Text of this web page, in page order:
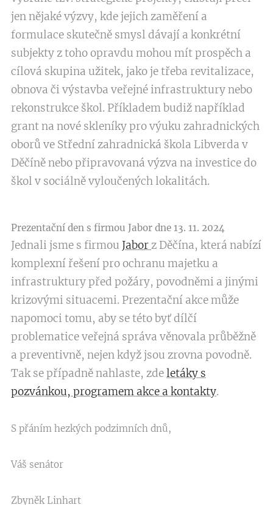
jen nějaké výzvy, kde jejich zaměření a
formulace skutečně smysl dávají a konkrétní
subjekty z toho opravdu mohou mít prospěch a
cílová skupina užitek, jako je třeba revitalizace,
obnova či výstavba veřejné infrastruktury nebo
rekonstrukce škol. Příkladem budiž například
grant na nové skleníky pro výuku zahradnických
oborů ve Střední zahradnická škola Libverda v
Děčíně nebo připravovaná výzva na investice do
škol v sociálně vyloučených lokalitách.
Prezentační den s firmou Jabor dne 13. 11. 2024
Jednali jsme s firmou Jaborz Děčína, která nabízí
komplexní řešení pro ochranu majetku a
infrastruktury před požáry, povodněmi a jinými
krizovými situacemi. Prezentační akce může
napomoci tomu, aby se této byť dílčí
problematice veřejná správa věnovala průběžně
a preventivně, nejen když jsou zrovna povodně.
Tak se případně nahlaste, zdeletáky s
pozvánkou, programem akce a kontakty.
S přáním hezkých podzimních dnů,
Váš senátor
Zbyněk Linhart